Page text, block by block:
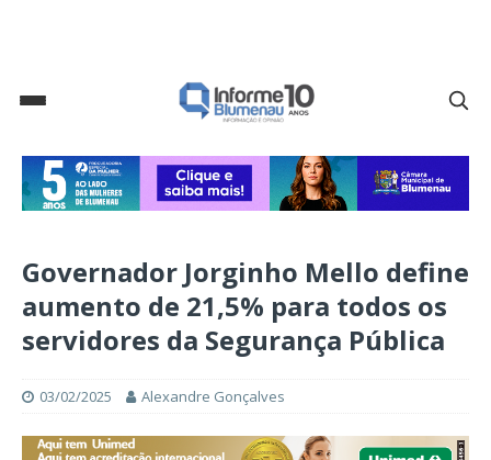
Governador Jorginho Mello define
aumento de 21,5% para todos os
servidores da Segurança Pública
03/02/2025 Alexandre Gonçalves